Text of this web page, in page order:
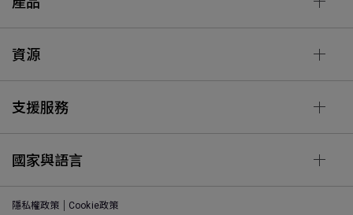
資源
支援服務
國家與語言
隱私權政策 Cookie政策